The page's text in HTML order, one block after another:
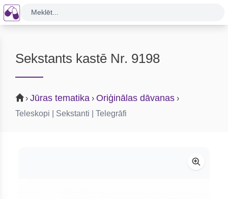
Meklēt...
Sekstants kastē Nr. 9198
› Jūras tematika › Oriģinālas dāvanas ›
Teleskopi | Sekstanti | Telegrāfi